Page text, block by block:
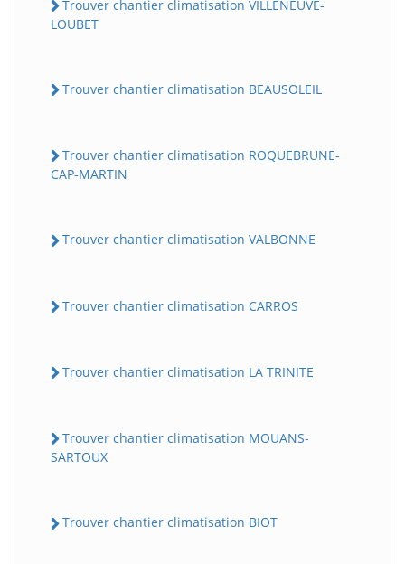
Trouver chantier climatisation VILLENEUVE-
LOUBET
Trouver chantier climatisation BEAUSOLEIL
Trouver chantier climatisation ROQUEBRUNE-
CAP-MARTIN
Trouver chantier climatisation VALBONNE
Trouver chantier climatisation CARROS
Trouver chantier climatisation LA TRINITE
Trouver chantier climatisation MOUANS-
SARTOUX
Trouver chantier climatisation BIOT